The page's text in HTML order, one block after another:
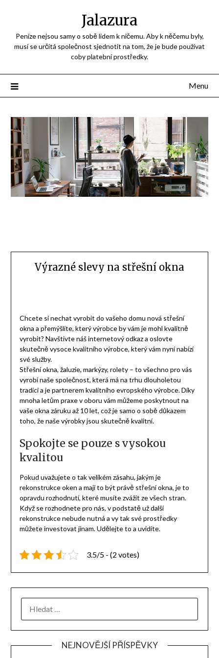
Jalazura
Peníze nejsou samy o sobě lidem k ničemu. Aby k něčemu byly,
musí se určitá společnost sjednotit na tom, že je bude používat
coby platební prostředky.
Menu
Výrazné slevy na střešní okna
Chcete si nechat vyrobit do vašeho domu nová střešní
okna a přemýšlíte, který výrobce by vám je mohl kvalitně
vyrobit? Navštivte náš internetový odkaz a oslovte
skutečně vysoce kvalitního výrobce, který vám nyní nabízí
své služby.
Střešní okna, žaluzie, markýzy, rolety – to všechno pro vás
vyrobí naše společnost, která má na trhu dlouholetou
tradici a je partnerem kvalitního evropského výrobce. Díky
mnoha letům praxe v oboru vám můžeme poskytnout na
vaše okna záruku až 10 let, což je samo o sobě důkazem
toho, že naše výrobky jsou skutečně kvalitní.
Spokojte se pouze s vysokou
kvalitou
Pokud uvažujete o tak velikém zásahu, jakým je
rekonstrukce oken a mají to být právě střešní okna, je to
opravdu rozhodnutí, které musíte zvážit ze všech stran.
Když se rozhodnete pro nás, v podstatě už další
rekonstrukce nebude nutná a vy tak své prostředky
můžete investovat jinam. Udělejte to a uvidíte.
3.5/5 - (2 votes)
NEJNOVĚJŠÍ PŘÍSPĚVKY